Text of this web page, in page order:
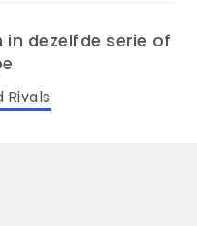
dezelfde serie of
Rivals